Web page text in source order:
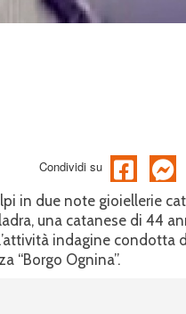
Condividi su
in due note gioiellerie
una catanese di 44
indagine condotta
“Borgo Ognina”.